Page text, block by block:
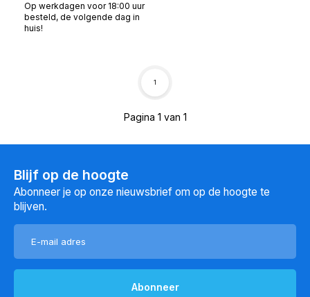
Op werkdagen voor 18:00 uur
besteld, de volgende dag in
huis!
Pagina 1 van 1
1
Blijf op de hoogte
Abonneer je op onze nieuwsbrief om op de hoogte te
blijven.
Abonneer